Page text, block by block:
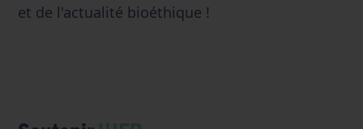
et de l'actualité bioéthique !